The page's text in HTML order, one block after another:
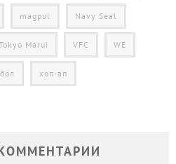
magpul Navy Seal
Marui VFC WE
хоп-ап